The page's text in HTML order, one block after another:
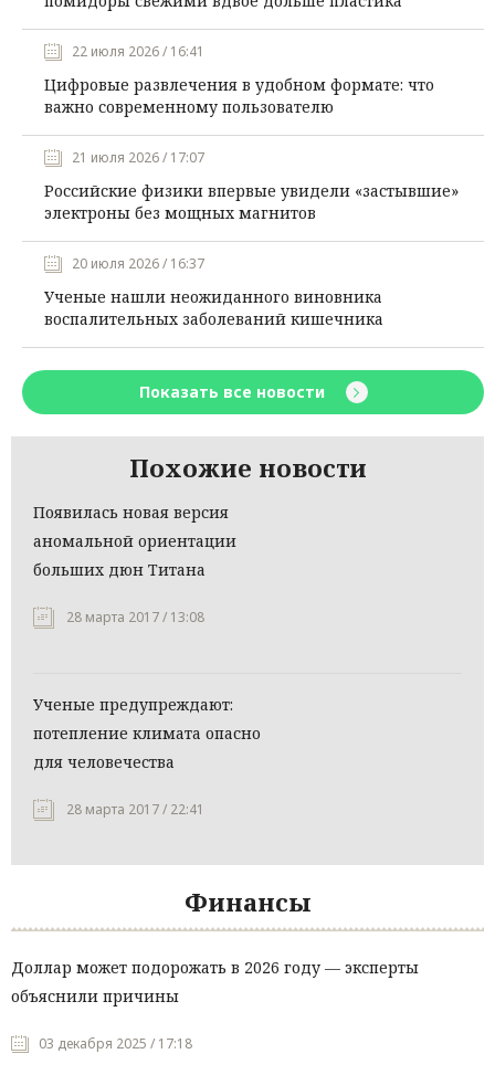
22 июля 2026 / 16:41
Цифровые развлечения в удобном формате: что
важно современному пользователю
21 июля 2026 / 17:07
Российские физики впервые увидели «застывшие»
электроны без мощных магнитов
20 июля 2026 / 16:37
Ученые нашли неожиданного виновника
воспалительных заболеваний кишечника
Показать все новости
Похожие новости
Появилась новая версия
аномальной ориентации
больших дюн Титана
28 марта 2017 / 13:08
Ученые предупреждают:
потепление климата опасно
для человечества
28 марта 2017 / 22:41
Финансы
Доллар может подорожать в 2026 году — эксперты
объяснили причины
03 декабря 2025 / 17:18